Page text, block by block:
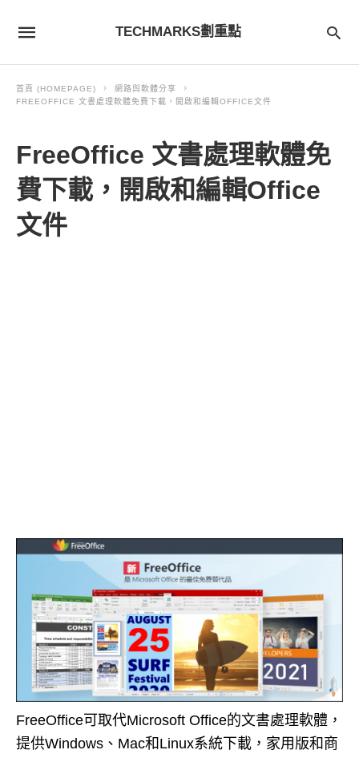
TECHMARKS劃重點
首頁 (HOMEPAGE)
網路與軟體分享
FREEOFFICE 文書處理軟體免費下載，開啟和編輯OFFICE文件
FreeOffice 文書處理軟體免
費下載，開啟和編輯Office
文件
FreeOffice可取代Microsoft Office的文書處理軟體，
提供Windows、Mac和Linux系統下載，家用版和商